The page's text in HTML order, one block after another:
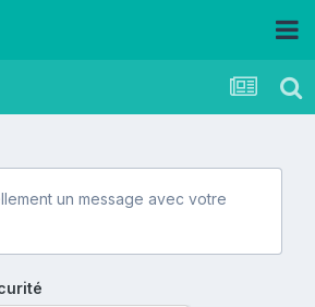
un message avec votre